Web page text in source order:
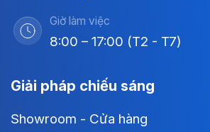
Giờ làm việc
8:00 – 17:00 (T2 - T7)
Giải pháp chiếu sáng
Showroom - Cửa hàng